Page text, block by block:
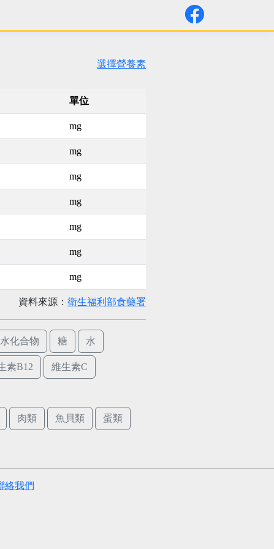
選擇營養素
單位
mg
mg
mg
mg
mg
mg
mg
資料來源： 衛生福利部食藥署
化合物 糖 水
素B12 維生素C
肉類 魚貝類 蛋類
絡我們